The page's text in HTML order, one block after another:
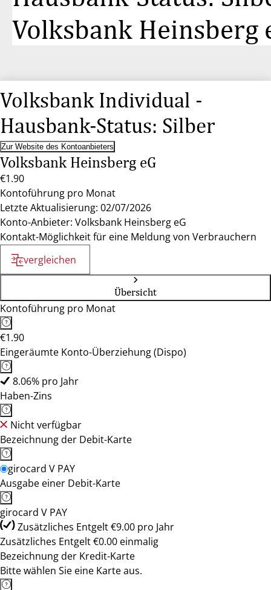
Volksbank Heinsberg
Volksbank Individual -
Hausbank-Status: Silber
Zur Website des Kontoanbieters
Volksbank Heinsberg eG
€1.90
Kontoführung pro Monat
Letzte Aktualisierung: 02/07/2026
Konto-Anbieter: Volksbank Heinsberg eG
Kontakt-Möglichkeit für eine Meldung von Verbrauchern
vergleichen
Übersicht
Kontoführung pro Monat
€1.90
Eingeräumte Konto-Überziehung (Dispo)
8.06% pro Jahr
Haben-Zins
Nicht verfügbar
Bezeichnung der Debit-Karte
girocard V PAY
Ausgabe einer Debit-Karte
girocard V PAY
Zusätzliches Entgelt €9.00 pro Jahr
Zusätzliches Entgelt €0.00 einmalig
Bezeichnung der Kredit-Karte
Bitte wählen Sie eine Karte aus.